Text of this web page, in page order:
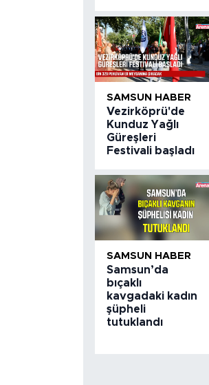
SAMSUN HABER
Vezirköprü'de
Kunduz Yağlı
Güreşleri
Festivali başladı
SAMSUN HABER
Samsun’da
bıçaklı
kavgadaki kadın
şüpheli
tutuklandı